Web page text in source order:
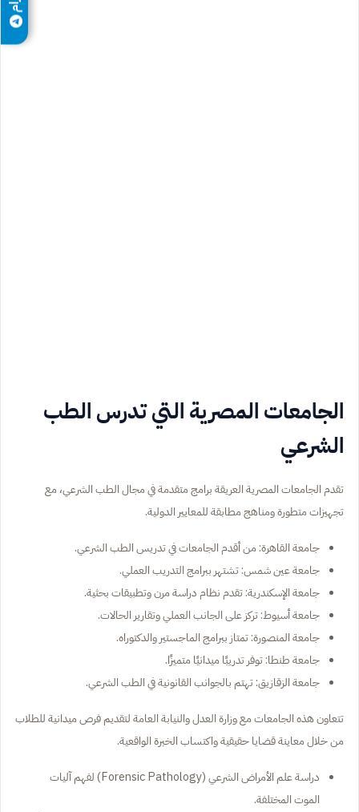
الجامعات المصرية التي تدرس الطب
الشرعي
تقدم الجامعات المصرية العريقة برامج متقدمة في مجال الطب الشرعي، مع
تجهيزات متطورة ومناهج مطابقة للمعايير الدولية.
جامعة القاهرة: من أقدم الجامعات في تدريس الطب الشرعي.
جامعة عين شمس: تشتهر ببرامج التدريب العملي.
جامعة الإسكندرية: تقدم نظام دراسة مرن وتطبيقات بحثية.
جامعة أسيوط: تركز على الجانب العملي وتقارير الحالات.
جامعة المنصورة: تمتاز ببرامج الماجستير والدكتوراه.
جامعة طنطا: توفر تدريبًا ميدانيًا متميزًا.
جامعة الزقازيق: تهتم بالجوانب القانونية في الطب الشرعي.
تتعاون هذه الجامعات مع وزارة العدل والنيابة العامة لتقديم فرص ميدانية للطلاب
من خلال معاينة قضايا حقيقية واكتساب الخبرة الواقعية.
دراسة علم الأمراض الشرعي (Forensic Pathology) لفهم آليات
الموت المختلفة.